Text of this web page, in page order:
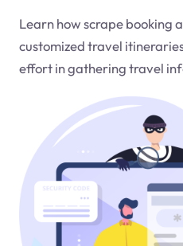
Learn how scrape booking
customized travel
effort in gathering travel